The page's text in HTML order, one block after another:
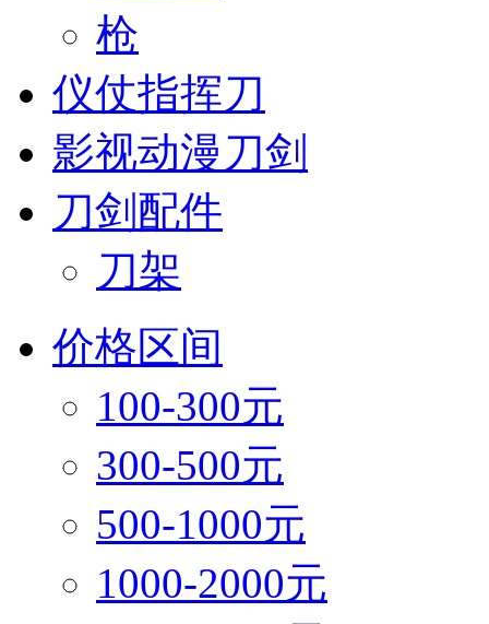
枪
仪仗指挥刀
影视动漫刀剑
刀剑配件
刀架
价格区间
100-300元
300-500元
500-1000元
1000-2000元